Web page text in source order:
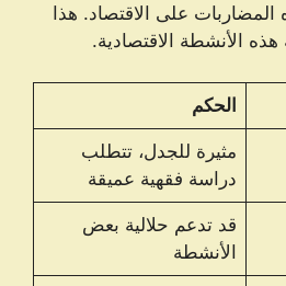
المضاربات على الاقتصاد. هذا
الأنشطة الاقتصادية.
الحكم
مثيرة للجدل، تتطلب
دراسة فقهية عميقة
قد تدعم حلالية بعض
الأنشطة